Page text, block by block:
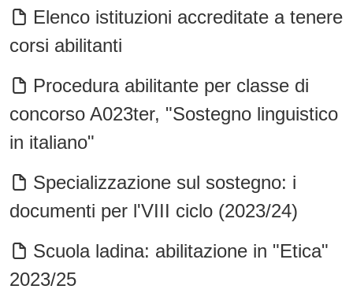
Elenco istituzioni accreditate a tenere
corsi abilitanti
Procedura abilitante per classe di
concorso A023ter, "Sostegno linguistico
in italiano"
Specializzazione sul sostegno: i
documenti per l'VIII ciclo (2023/24)
Scuola ladina: abilitazione in "Etica"
2023/25